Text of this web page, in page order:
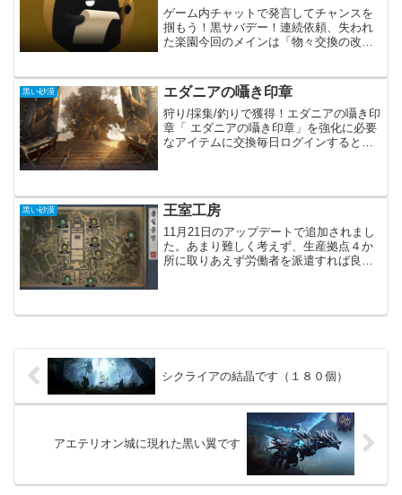
ゲーム内チャットで発言してチャンスを
掴もう！黒サバデー！連続依頼、失われ
た楽園今回のメインは「物々交換の改
す。「ソラレの闘技場」も「ドラカニア
覚醒」のどちらもまだ実装さ...
黒い砂漠 エダニアの囁き印章
狩り/採集/釣りで獲得！エダニアの囁き印
章「 エダニアの囁き印章」を強化に必要
なアイテムに交換毎日ログインすると、
り増えま...
黒い砂漠 王室工房
11月21日のアップデートで追加されまし
た。あまり難しく考えず、生産拠点４か
所に取りあえず労働者を派遣すれば良さ
言った流れになる様で...
シクライアの結晶です（１８０個）
アエテリオン城に現れた黒い翼です